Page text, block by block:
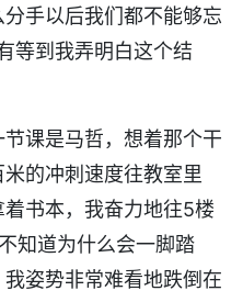
手以后我们都不能够忘
等到我弄明白这个结
课是马哲，想着那个干
的冲刺速度往教室里
书本，我奋力地往5楼
知道为什么会一脚踏
姿势非常难看地跌倒在